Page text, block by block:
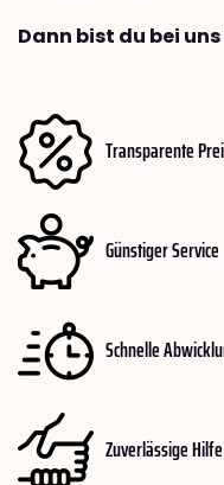
Dann bist du bei
Transparente
Günstiger Service
Schnelle
Zuverlässige Hilfe